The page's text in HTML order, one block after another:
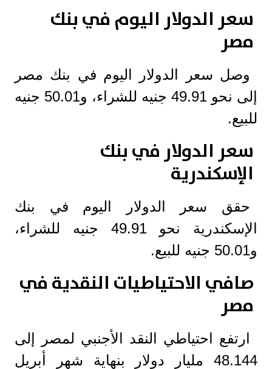
سعر الدولار اليوم في بنك
مصر
وصل سعر الدولار اليوم في بنك مصر
إلى نحو 49.91 جنيه للشراء، و50.01 جنيه
للبيع.
سعر الدولار في بنك
الإسكندرية
حقق سعر الدولار اليوم في بنك
الإسكندرية نحو 49.91 جنيه للشراء،
و50.01 جنيه للبيع.
صافي الاحتياطيات النقدية في
مصر
ارتفع احتياطي النقد الأجنبي لمصر إلى
48.144 مليار دولار بنهاية شهر أبريل